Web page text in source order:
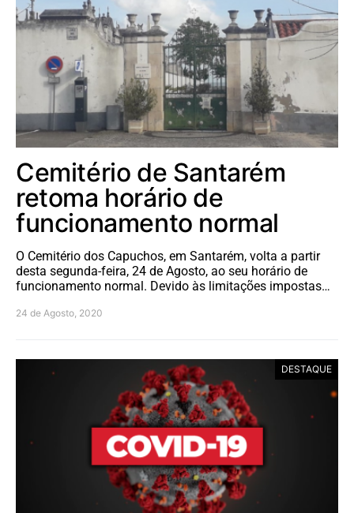
Cemitério de Santarém
retoma horário de
funcionamento normal
O Cemitério dos Capuchos, em Santarém, volta a partir
desta segunda-feira, 24 de Agosto, ao seu horário de
funcionamento normal. Devido às limitações impostas…
24 de Agosto, 2020
DESTAQUE